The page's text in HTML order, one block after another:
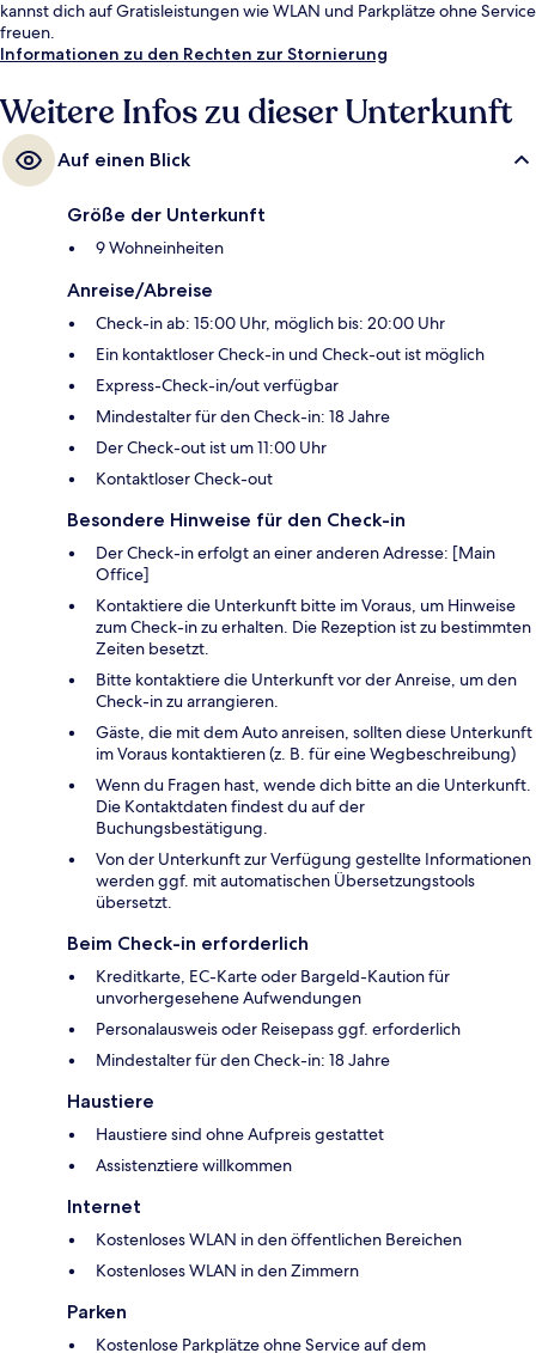
kannst dich auf Gratisleistungen wie WLAN und Parkplätze ohne Service
freuen.
Informationen zu den Rechten zur Stornierung
Weitere Infos zu dieser Unterkunft
Auf einen Blick
Größe der Unterkunft
9 Wohneinheiten
Anreise/Abreise
Check-in ab: 15:00 Uhr, möglich bis: 20:00 Uhr
Ein kontaktloser Check-in und Check-out ist möglich
Express-Check-in/out verfügbar
Mindestalter für den Check-in: 18 Jahre
Der Check-out ist um 11:00 Uhr
Kontaktloser Check-out
Besondere Hinweise für den Check-in
Der Check-in erfolgt an einer anderen Adresse: [Main
Office]
Kontaktiere die Unterkunft bitte im Voraus, um Hinweise
zum Check-in zu erhalten. Die Rezeption ist zu bestimmten
Zeiten besetzt.
Bitte kontaktiere die Unterkunft vor der Anreise, um den
Check-in zu arrangieren.
Gäste, die mit dem Auto anreisen, sollten diese Unterkunft
im Voraus kontaktieren (z. B. für eine Wegbeschreibung)
Wenn du Fragen hast, wende dich bitte an die Unterkunft.
Die Kontaktdaten findest du auf der
Buchungsbestätigung.
Von der Unterkunft zur Verfügung gestellte Informationen
werden ggf. mit automatischen Übersetzungstools
übersetzt.
Beim Check-in erforderlich
Kreditkarte, EC-Karte oder Bargeld-Kaution für
unvorhergesehene Aufwendungen
Personalausweis oder Reisepass ggf. erforderlich
Mindestalter für den Check-in: 18 Jahre
Haustiere
Haustiere sind ohne Aufpreis gestattet
Assistenztiere willkommen
Internet
Kostenloses WLAN in den öffentlichen Bereichen
Kostenloses WLAN in den Zimmern
Parken
Kostenlose Parkplätze ohne Service auf dem